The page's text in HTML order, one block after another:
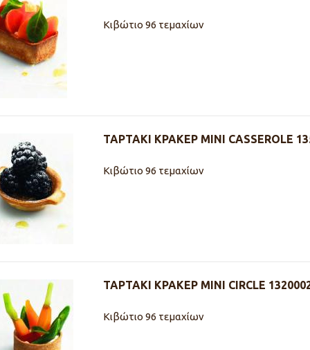
Κιβώτιο 96 τεμαχίων
ΤΑΡΤΑΚΙ ΚΡΑΚΕΡ MINI CASSEROLE
Κιβώτιο 96 τεμαχίων
ΤΑΡΤΑΚΙ ΚΡΑΚΕΡ MINI CIRCLE
Κιβώτιο 96 τεμαχίων